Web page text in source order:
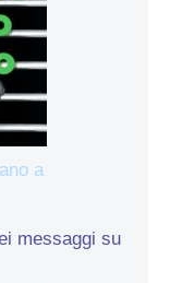
a
messaggi su